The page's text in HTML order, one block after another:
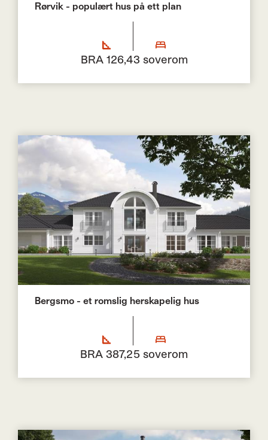
Rørvik - populært hus på ett plan
BRA 126,43 soverom
Bergsmo - et romslig herskapelig hus
BRA 387,25 soverom